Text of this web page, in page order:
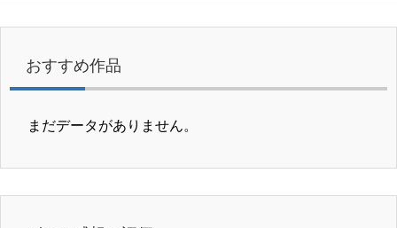
おすすめ作品
まだデータがありません。